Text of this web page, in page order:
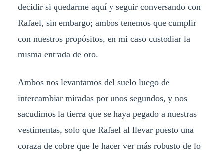
decidir si quedarme aquí y seguir conversando con
Rafael, sin embargo; ambos tenemos que cumplir
con nuestros propósitos, en mi caso custodiar la
misma entrada de oro.
Ambos nos levantamos del suelo luego de
intercambiar miradas por unos segundos, y nos
sacudimos la tierra que se haya pegado a nuestras
vestimentas, solo que Rafael al llevar puesto una
coraza de cobre que le hacer ver más robusto de lo